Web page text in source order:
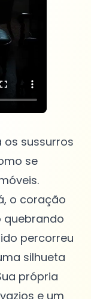
os sussurros
se
o coração
quebrando
percorreu
silhueta
própria
e um